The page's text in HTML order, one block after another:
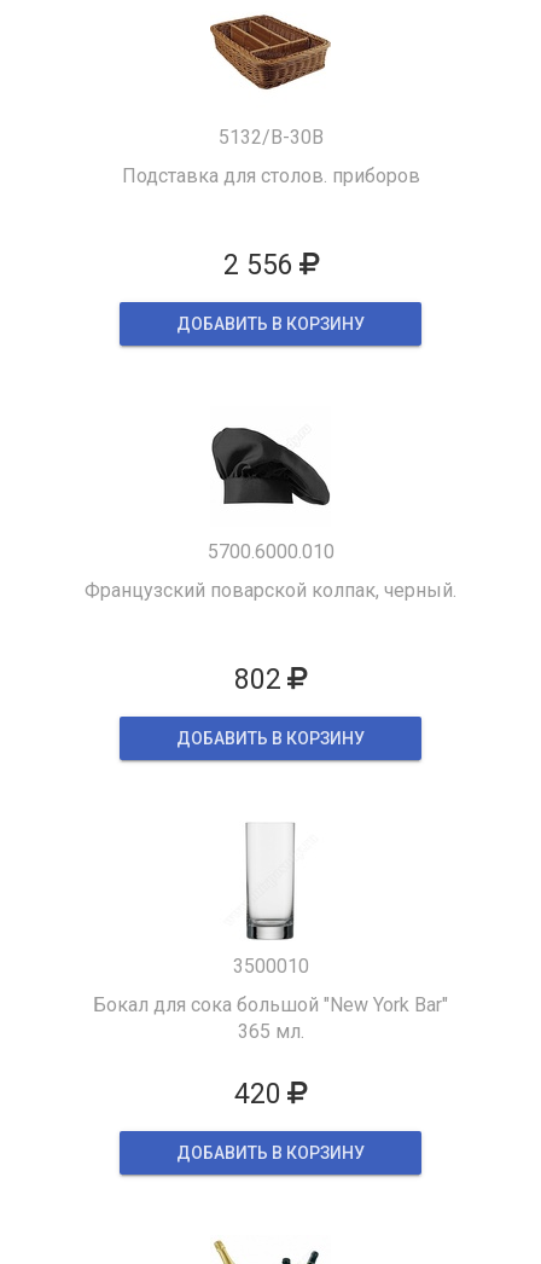
5132/B-30B
Подставка для столов. приборов
2 556
ДОБАВИТЬ В КОРЗИНУ
5700.6000.010
Французский поварской колпак, черный.
802
ДОБАВИТЬ В КОРЗИНУ
3500010
Бокал для сока большой "New York Bar"
365 мл.
420
ДОБАВИТЬ В КОРЗИНУ